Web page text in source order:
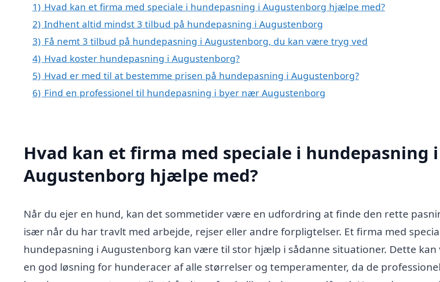
1) Hvad kan et firma med speciale i hundepasning i Augustenborg hjælpe med?
2) Indhent altid mindst 3 tilbud på hundepasning i Augustenborg
3) Få nemt 3 tilbud på hundepasning i Augustenborg, du kan være tryg ved
4) Hvad koster hundepasning i Augustenborg?
5) Hvad er med til at bestemme prisen på hundepasning i Augustenborg?
6) Find en professionel til hundepasning i byer nær Augustenborg
Hvad kan et firma med speciale i hundepasning i
Augustenborg hjælpe med?
Når du ejer en hund, kan det sommetider være en udfordring at finde den rette
især når du har travlt med arbejde, rejser eller andre forpligtelser. Et firma med
hundepasning i Augustenborg kan være til stor hjælp i sådanne situationer. Dette
en god løsning for hunderacer af alle størrelser og temperamenter, da de